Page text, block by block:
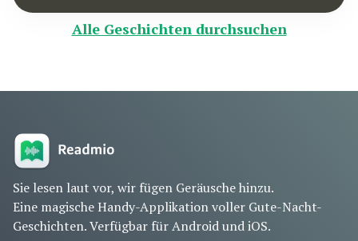
Alle Geschichten durchsuchen
Sie lesen laut vor, wir fügen Geräusche hinzu.
Eine magische Handy-Applikation voller Gute-Nacht-
Geschichten. Verfügbar für Android und iOS.